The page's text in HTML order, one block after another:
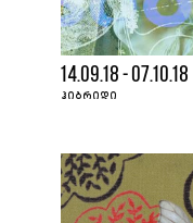
14.09.18 - 07.10.18
ᲰᲘᲑᲠᲘᲓᲘ